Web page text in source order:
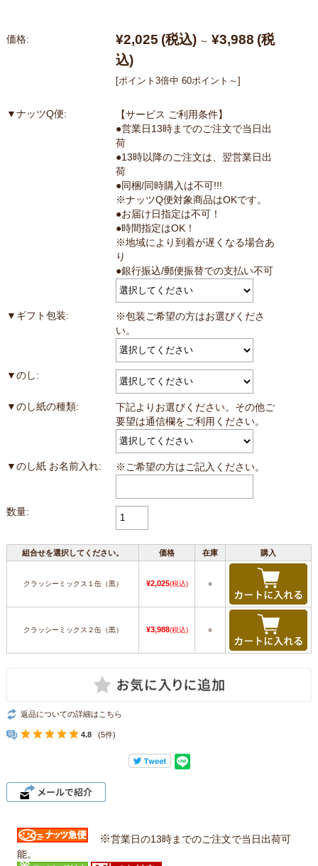
価格: ¥2,025 (税込) ～ ¥3,988 (税
込)
[ポイント3倍中 60ポイント～]
▼ナッツQ便:
【サービス ご利用条件】
●営業日13時までのご注文で当日出
荷
●13時以降のご注文は、翌営業日出
荷
●同梱/同時購入は不可!!!
※ナッツQ便対象商品はOKです。
●お届け日指定は不可！
●時間指定はOK！
※地域により到着が遅くなる場合あ
り
●銀行振込/郵便振替での支払い不可
▼ギフト包装:
※包装ご希望の方はお選びくださ
い。
▼のし:
▼のし紙の種類:
下記よりお選びください。その他ご
要望は通信欄をご利用ください。
▼のし紙 お名前入れ: ※ご希望の方はご記入ください。
数量:
組合せを選択してください。 価格 在庫 購入
クラッシーミックス１缶（黒） ¥2,025(税込) ○
クラッシーミックス２缶（黒） ¥3,988(税込) ○
返品についての詳細はこちら
4.8 (5件)
※営業日の13時までのご注文で当日出荷可
能。